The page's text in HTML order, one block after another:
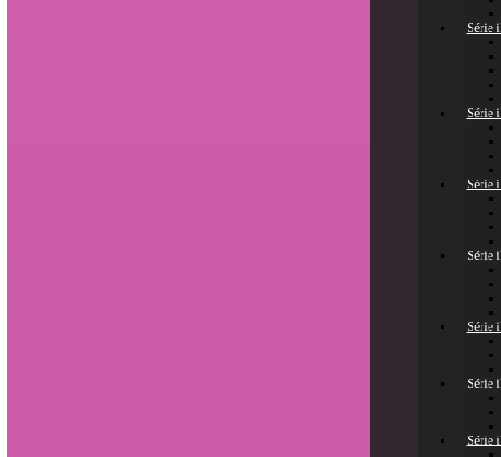
Série
Série
Série
Série
Série
Série
Série